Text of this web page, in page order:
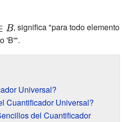
, significa "para todo elemento
'B'".
Universal?
Cuantificador Universal?
del Cuantificador